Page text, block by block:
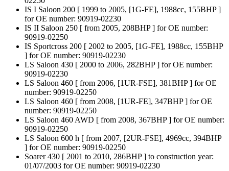
IS I Saloon 200 [ 1999 to 2005, [1G-FE], 1988cc, 155BHP ]
for OE number: 90919-02230
IS II Saloon 250 [ from 2005, 208BHP ] for OE number:
90919-02250
IS Sportcross 200 [ 2002 to 2005, [1G-FE], 1988cc, 155BHP
] for OE number: 90919-02230
LS Saloon 430 [ 2000 to 2006, 282BHP ] for OE number:
90919-02230
LS Saloon 460 [ from 2006, [1UR-FSE], 381BHP ] for OE
number: 90919-02250
LS Saloon 460 [ from 2008, [1UR-FE], 347BHP ] for OE
number: 90919-02250
LS Saloon 460 AWD [ from 2008, 367BHP ] for OE number:
90919-02250
LS Saloon 600 h [ from 2007, [2UR-FSE], 4969cc, 394BHP
] for OE number: 90919-02250
Soarer 430 [ 2001 to 2010, 286BHP ] to construction year:
01/07/2003 for OE number: 90919-02230